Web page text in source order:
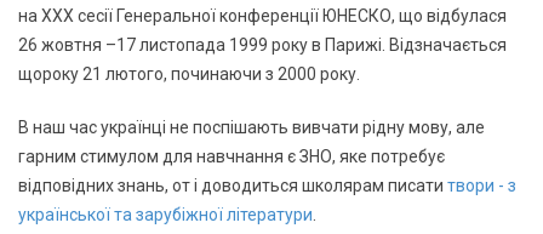
на ХХХ сесії Генеральної конференції ЮНЕСКО, що відбулася
26 жовтня –17 листопада 1999 року в Парижі. Відзначається
щороку 21 лютого, починаючи з 2000 року.
В наш час українці не поспішають вивчати рідну мову, але
гарним стимулом для навчнання є ЗНО, яке потребує
відповідних знань, от і доводиться школярам писати твори - з
української та зарубіжної літератури